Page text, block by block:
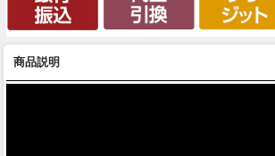
商品説明